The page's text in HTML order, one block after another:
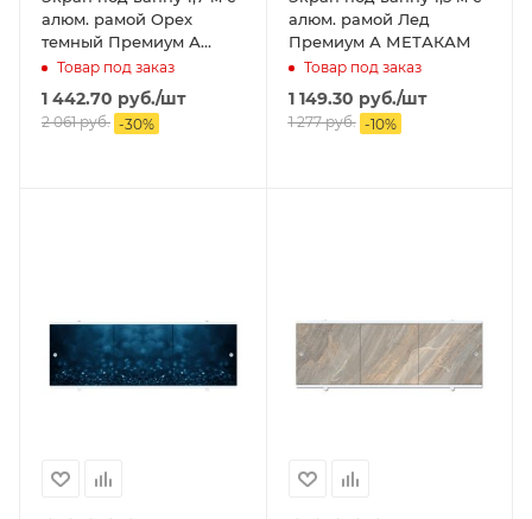
алюм. рамой Орех
темный Премиум А
МЕТАКАМ
Товар под заказ
1 442.70 руб./шт
2 061руб. -30%
алюм. рамой Лед
Премиум А МЕТАКАМ
Товар под заказ
1 149.30 руб./шт
1 277руб. -10%